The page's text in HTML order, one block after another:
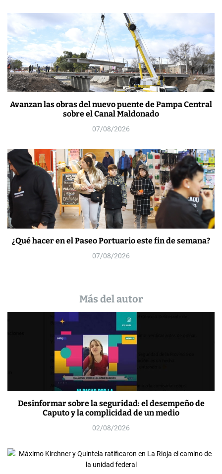
Avanzan las obras del nuevo puente de Pampa Central
sobre el Canal Maldonado
07/08/2026
¿Qué hacer en el Paseo Portuario este fin de semana?
07/08/2026
Más del autor
Desinformar sobre la seguridad: el desempeño de
Caputo y la complicidad de un medio
02/08/2026